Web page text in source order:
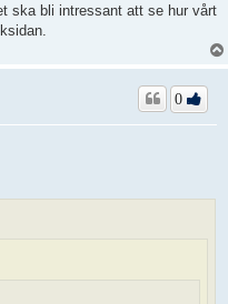
ska bli intressant att se hur vårt
0